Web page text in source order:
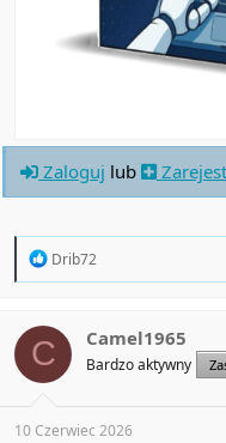
Zaloguj lub
R
t
i
s
:
Drib72
C Camel1965
Bardzo aktywny
10 Czerwiec 2026